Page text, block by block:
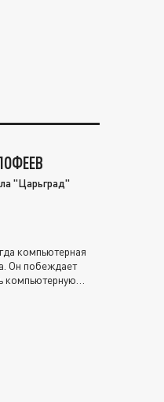
"Царьград"
компьютерная
Он побеждает
компьютерную